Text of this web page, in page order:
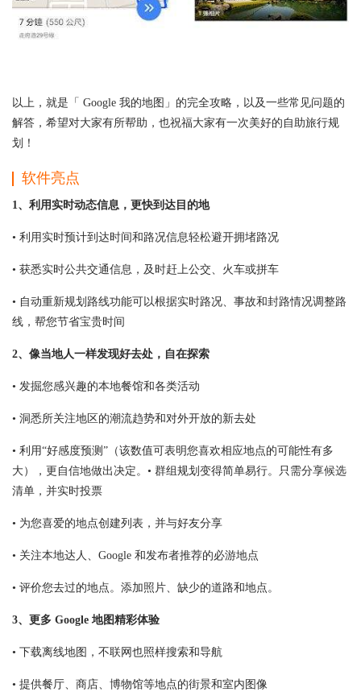
以上，就是「 Google 我的地图」的完全攻略，以及一些常见问题的
解答，希望对大家有所帮助，也祝福大家有一次美好的自助旅行规
划！
软件亮点
1、利用实时动态信息，更快到达目的地
• 利用实时预计到达时间和路况信息轻松避开拥堵路况
• 获悉实时公共交通信息，及时赶上公交、火车或拼车
• 自动重新规划路线功能可以根据实时路况、事故和封路情况调整路
线，帮您节省宝贵时间
2、像当地人一样发现好去处，自在探索
• 发掘您感兴趣的本地餐馆和各类活动
• 洞悉所关注地区的潮流趋势和对外开放的新去处
• 利用“好感度预测”（该数值可表明您喜欢相应地点的可能性有多
大），更自信地做出决定。• 群组规划变得简单易行。只需分享候选
清单，并实时投票
• 为您喜爱的地点创建列表，并与好友分享
• 关注本地达人、Google 和发布者推荐的必游地点
• 评价您去过的地点。添加照片、缺少的道路和地点。
3、更多 Google 地图精彩体验
• 下载离线地图，不联网也照样搜索和导航
• 提供餐厅、商店、博物馆等地点的街景和室内图像